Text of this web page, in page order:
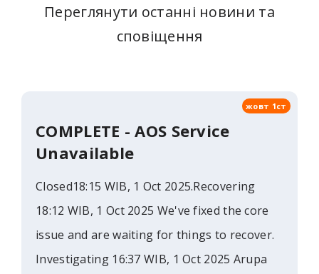
Переглянути останні новини та
сповіщення
COMPLETE - AOS Service
Unavailable
Closed18:15 WIB, 1 Oct 2025.Recovering
18:12 WIB, 1 Oct 2025 We've fixed the core
issue and are waiting for things to recover.
Investigating 16:37 WIB, 1 Oct 2025 Arupa
жовт 1ст